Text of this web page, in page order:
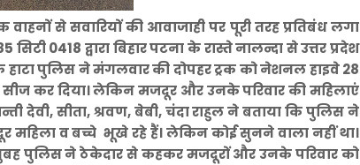
से सवारियों की आवाजाही पर पूरी तरह प्रतिबंध लगा
0418 द्वारा बिहार पटना के रास्ते नालन्दा से उत्तर प्रदेश
पुलिस ने मंगलवार की दोपहर ट्रक को नेशनल हाइवे 28
सीज कर दिया। लेकिन मजदूर और उनके परिवार की महिलाएं
देवी, सीता, श्रवण, बेबी, चंदा राहुल ने बताया कि पुलिस ने
महिला व बच्चे भूखे रहे हैं। लेकिन कोई सुनने वाला नहीं था।
पुलिस ने ठेकेदार से कहकर मजदूरों और उनके परिवार को